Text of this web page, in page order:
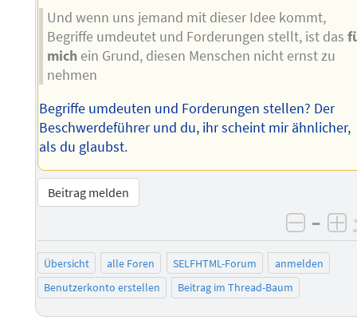
Und wenn uns jemand mit dieser Idee kommt,
Begriffe umdeutet und Forderungen stellt, ist das
mich ein Grund, diesen Menschen nicht ernst zu
nehmen
Begriffe umdeuten und Forderungen stellen? Der
Beschwerdeführer und du, ihr scheint mir ähnlicher,
als du glaubst.
Beitrag melden
–
Übersicht alle Foren SELFHTML-Forum
anmelden
Benutzerkonto erstellen
Beitrag im Thread-Baum